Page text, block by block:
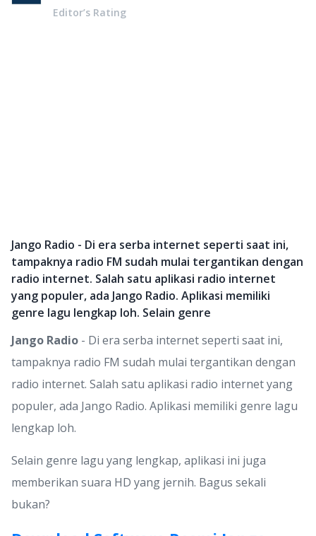
Editor’s Rating
Jango Radio - Di era serba internet seperti saat ini,
tampaknya radio FM sudah mulai tergantikan dengan
radio internet. Salah satu aplikasi radio internet
yang populer, ada Jango Radio. Aplikasi memiliki
genre lagu lengkap loh. Selain genre
Jango Radio - Di era serba internet seperti saat ini,
tampaknya radio FM sudah mulai tergantikan dengan
radio internet. Salah satu aplikasi radio internet yang
populer, ada Jango Radio. Aplikasi memiliki genre lagu
lengkap loh.
Selain genre lagu yang lengkap, aplikasi ini juga
memberikan suara HD yang jernih. Bagus sekali
bukan?